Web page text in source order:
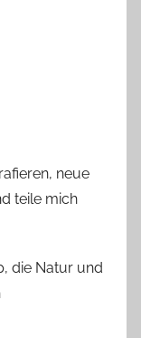
neue
teile mich
die Natur und